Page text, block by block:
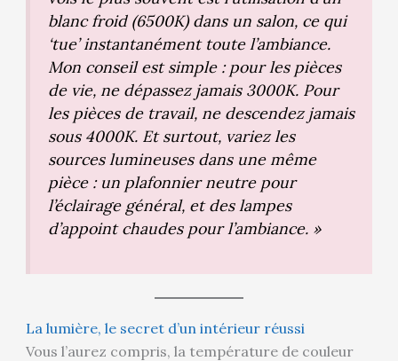
blanc froid (6500K) dans un salon, ce qui
‘tue’ instantanément toute l’ambiance.
Mon conseil est simple : pour les pièces
de vie, ne dépassez jamais 3000K. Pour
les pièces de travail, ne descendez jamais
sous 4000K. Et surtout, variez les
sources lumineuses dans une même
pièce : un plafonnier neutre pour
l’éclairage général, et des lampes
d’appoint chaudes pour l’ambiance. »
La lumière, le secret d’un intérieur réussi
Vous l’aurez compris, la température de couleur